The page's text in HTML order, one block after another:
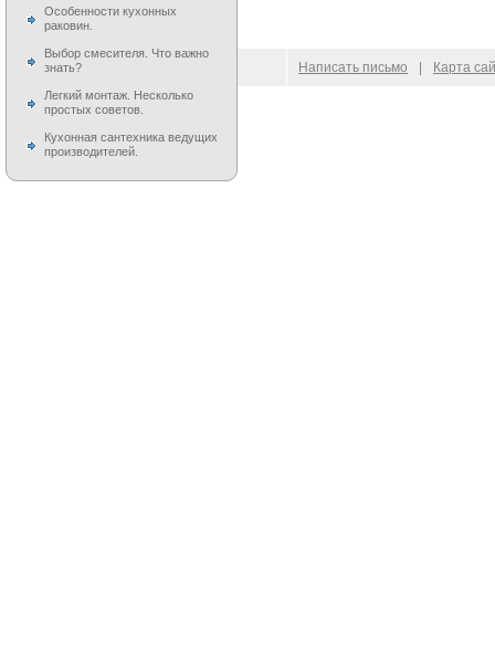
Особенности кухонных
раковин.
Выбор смесителя. Что важно
знать?
Легкий монтаж. Несколько
простых советов.
Кухонная сантехника ведущих
производителей.
© 2009–2026 Написать письмо Карта